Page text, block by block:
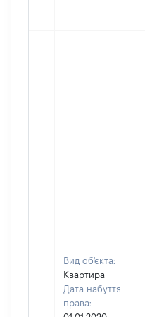
Вид об'єкта:
Квартира
Дата набуття
права: